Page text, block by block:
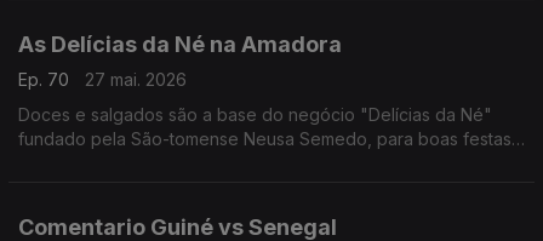
As Delícias da Né na Amadora
Ep. 70
27 mai. 2026
Doces e salgados são a base do negócio "Delícias da Né"
fundado pela São-tomense Neusa Semedo, para boas festas
Comentario Guiné vs Senegal